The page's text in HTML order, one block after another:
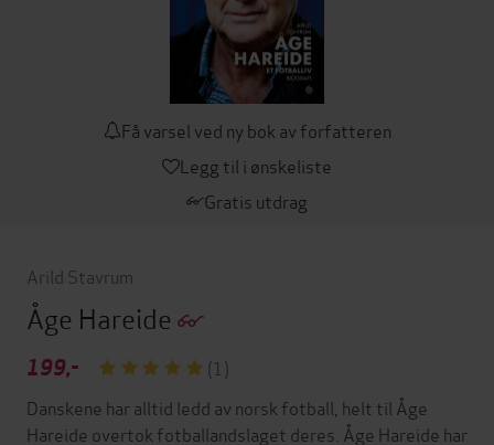
Få varsel ved ny bok av forfatteren
Legg til i ønskeliste
Gratis utdrag
Arild Stavrum
Åge Hareide
199,-
(1)
Danskene har alltid ledd av norsk fotball, helt til Åge
Hareide overtok fotballandslaget deres. Åge Hareide har